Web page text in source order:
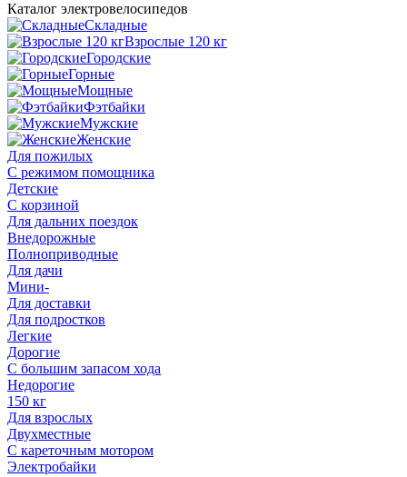
Каталог электровелосипедов
Складные
Взрослые 120 кг
Городские
Горные
Мощные
Фэтбайки
Мужские
Женские
Для пожилых
С режимом помощника
Детские
С корзиной
Для дальних поездок
Внедорожные
Полноприводные
Для дачи
Мини-
Для доставки
Для подростков
Легкие
Дорогие
С большим запасом хода
Недорогие
150 кг
Для взрослых
Двухместные
С кареточным мотором
Электробайки